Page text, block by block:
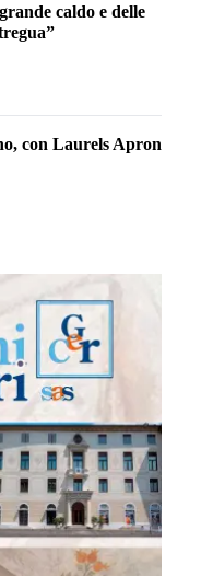
caldo e delle
con Laurels Apron